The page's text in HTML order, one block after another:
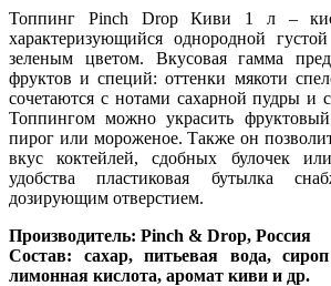
Топпинг Pinch Drop Киви 1 л –
характеризующийся однородной
зеленым цветом. Вкусовая гамма
фруктов и специй: оттенки мякоти
сочетаются с нотами сахарной пудры и
Топпингом можно украсить
пирог или мороженое. Также он
вкус коктейлей, сдобных булочек
удобства пластиковая бутылка
дозирующим отверстием.
Производитель: Pinch & Drop, Россия
Состав: сахар, питьевая вода,
лимонная кислота, аромат киви и др.